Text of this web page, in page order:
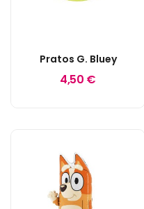
Pratos G. Bluey
4,50 €